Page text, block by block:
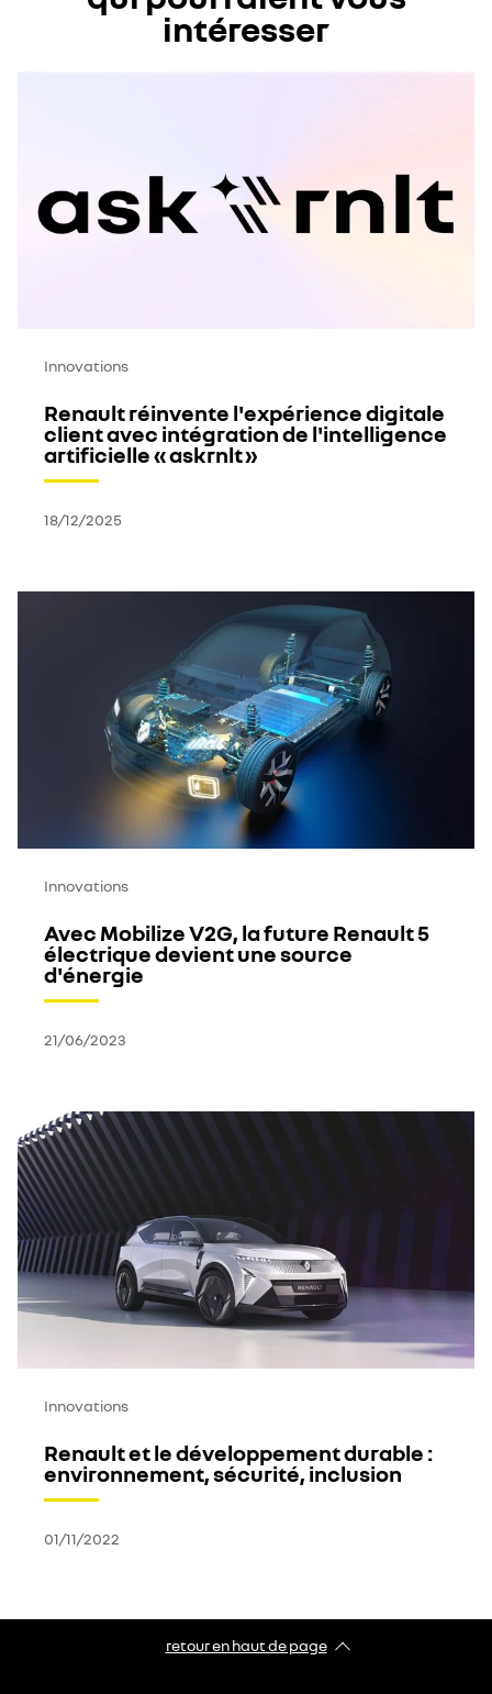
intéresser
Innovations
Renault réinvente l'expérience digitale
client avec intégration de l'intelligence
artificielle « askrnlt »
18/12/2025
Innovations
Avec Mobilize V2G, la future Renault 5
électrique devient une source
d'énergie
21/06/2023
Innovations
Renault et le développement durable :
environnement, sécurité, inclusion
01/11/2022
retour en haut de page​